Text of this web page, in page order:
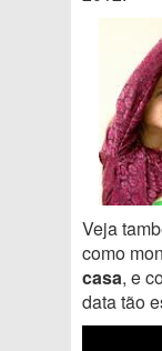
Veja
como
casa, e
data tão